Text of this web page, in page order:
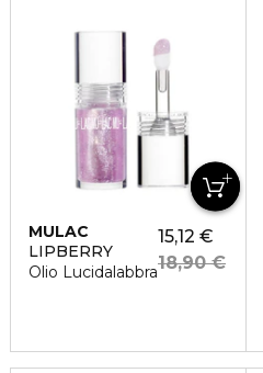
MULAC
LIPBERRY
Olio Lucidalabbra
15,12 €
18,90 €